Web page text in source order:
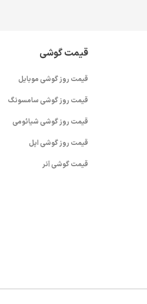
قیمت گوشی
قیمت روز گوشی موبایل
قیمت روز گوشی سامسونگ
قیمت روز گوشی شیائومی
قیمت روز گوشی اپل
قیمت گوشی آنر